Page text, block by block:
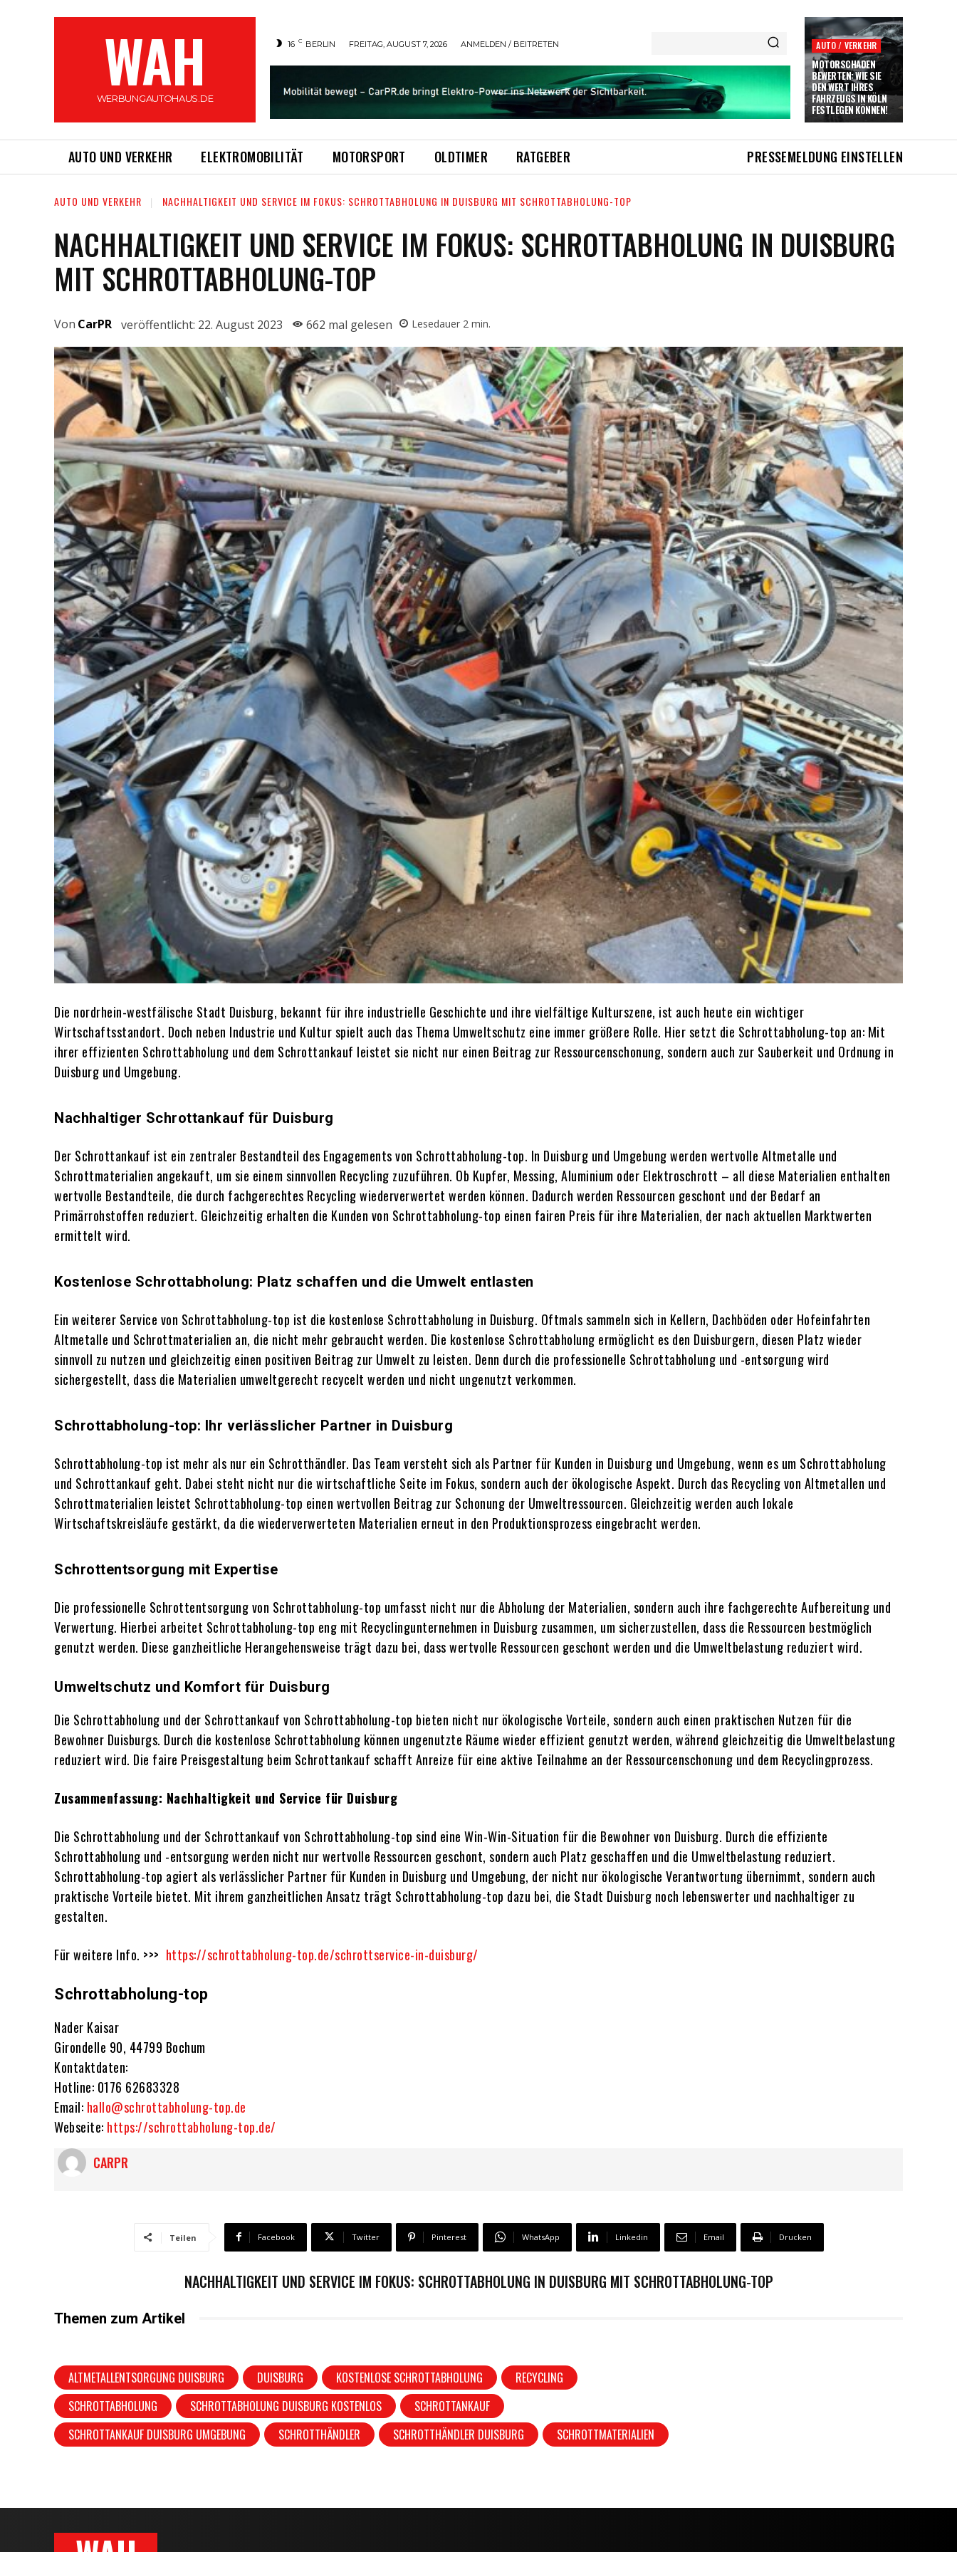
WAH
WERBUNGAUTOHAUS.DE
16 C BERLIN FREITAG, AUGUST 7, 2026 ANMELDEN / BEITRETEN AUTO / VERKEHR
MOTORSCHADEN
BEWERTEN: WIE SIE
DEN WERT IHRES
FAHRZEUGS IN KÖLN
FESTLEGEN KÖNNEN!
AUTO UND VERKEHR ELEKTROMOBILITÄT MOTORSPORT OLDTIMER RATGEBER PRESSEMELDUNG EINSTELLEN
AUTO UND VERKEHR NACHHALTIGKEIT UND SERVICE IM FOKUS: SCHROTTABHOLUNG IN DUISBURG MIT SCHROTTABHOLUNG-TOP
NACHHALTIGKEIT UND SERVICE IM FOKUS: SCHROTTABHOLUNG IN DUISBURG
MIT SCHROTTABHOLUNG-TOP
Von CarPR veröffentlicht: 22. August 2023 662 mal gelesen Lesedauer 2 min.
Die nordrhein-westfälische Stadt Duisburg, bekannt für ihre industrielle Geschichte und ihre vielfältige Kulturszene, ist auch heute ein wichtiger
Wirtschaftsstandort. Doch neben Industrie und Kultur spielt auch das Thema Umweltschutz eine immer größere Rolle. Hier setzt die Schrottabholung-top an: Mit
ihrer effizienten Schrottabholung und dem Schrottankauf leistet sie nicht nur einen Beitrag zur Ressourcenschonung, sondern auch zur Sauberkeit und Ordnung in
Duisburg und Umgebung.
Nachhaltiger Schrottankauf für Duisburg
Der Schrottankauf ist ein zentraler Bestandteil des Engagements von Schrottabholung-top. In Duisburg und Umgebung werden wertvolle Altmetalle und
Schrottmaterialien angekauft, um sie einem sinnvollen Recycling zuzuführen. Ob Kupfer, Messing, Aluminium oder Elektroschrott – all diese Materialien enthalten
wertvolle Bestandteile, die durch fachgerechtes Recycling wiederverwertet werden können. Dadurch werden Ressourcen geschont und der Bedarf an
Primärrohstoffen reduziert. Gleichzeitig erhalten die Kunden von Schrottabholung-top einen fairen Preis für ihre Materialien, der nach aktuellen Marktwerten
ermittelt wird.
Kostenlose Schrottabholung: Platz schaffen und die Umwelt entlasten
Ein weiterer Service von Schrottabholung-top ist die kostenlose Schrottabholung in Duisburg. Oftmals sammeln sich in Kellern, Dachböden oder Hofeinfahrten
Altmetalle und Schrottmaterialien an, die nicht mehr gebraucht werden. Die kostenlose Schrottabholung ermöglicht es den Duisburgern, diesen Platz wieder
sinnvoll zu nutzen und gleichzeitig einen positiven Beitrag zur Umwelt zu leisten. Denn durch die professionelle Schrottabholung und -entsorgung wird
sichergestellt, dass die Materialien umweltgerecht recycelt werden und nicht ungenutzt verkommen.
Schrottabholung-top: Ihr verlässlicher Partner in Duisburg
Schrottabholung-top ist mehr als nur ein Schrotthändler. Das Team versteht sich als Partner für Kunden in Duisburg und Umgebung, wenn es um Schrottabholung
und Schrottankauf geht. Dabei steht nicht nur die wirtschaftliche Seite im Fokus, sondern auch der ökologische Aspekt. Durch das Recycling von Altmetallen und
Schrottmaterialien leistet Schrottabholung-top einen wertvollen Beitrag zur Schonung der Umweltressourcen. Gleichzeitig werden auch lokale
Wirtschaftskreisläufe gestärkt, da die wiederverwerteten Materialien erneut in den Produktionsprozess eingebracht werden.
Schrottentsorgung mit Expertise
Die professionelle Schrottentsorgung von Schrottabholung-top umfasst nicht nur die Abholung der Materialien, sondern auch ihre fachgerechte Aufbereitung und
Verwertung. Hierbei arbeitet Schrottabholung-top eng mit Recyclingunternehmen in Duisburg zusammen, um sicherzustellen, dass die Ressourcen bestmöglich
genutzt werden. Diese ganzheitliche Herangehensweise trägt dazu bei, dass wertvolle Ressourcen geschont werden und die Umweltbelastung reduziert wird.
Umweltschutz und Komfort für Duisburg
Die Schrottabholung und der Schrottankauf von Schrottabholung-top bieten nicht nur ökologische Vorteile, sondern auch einen praktischen Nutzen für die
Bewohner Duisburgs. Durch die kostenlose Schrottabholung können ungenutzte Räume wieder effizient genutzt werden, während gleichzeitig die Umweltbelastung
reduziert wird. Die faire Preisgestaltung beim Schrottankauf schafft Anreize für eine aktive Teilnahme an der Ressourcenschonung und dem Recyclingprozess.
Zusammenfassung: Nachhaltigkeit und Service für Duisburg
Die Schrottabholung und der Schrottankauf von Schrottabholung-top sind eine Win-Win-Situation für die Bewohner von Duisburg. Durch die effiziente
Schrottabholung und -entsorgung werden nicht nur wertvolle Ressourcen geschont, sondern auch Platz geschaffen und die Umweltbelastung reduziert.
Schrottabholung-top agiert als verlässlicher Partner für Kunden in Duisburg und Umgebung, der nicht nur ökologische Verantwortung übernimmt, sondern auch
praktische Vorteile bietet. Mit ihrem ganzheitlichen Ansatz trägt Schrottabholung-top dazu bei, die Stadt Duisburg noch lebenswerter und nachhaltiger zu
gestalten.
Für weitere Info. >>> https://schrottabholung-top.de/schrottservice-in-duisburg/
Schrottabholung-top
Nader Kaisar
Girondelle 90, 44799 Bochum
Kontaktdaten:
Hotline: 0176 62683328
Email: hallo@schrottabholung-top.de
Webseite: https://schrottabholung-top.de/
CARPR
Teilen Facebook Twitter Pinterest WhatsApp Linkedin Email Drucken
NACHHALTIGKEIT UND SERVICE IM FOKUS: SCHROTTABHOLUNG IN DUISBURG MIT SCHROTTABHOLUNG-TOP
Themen zum Artikel
ALTMETALLENTSORGUNG DUISBURG DUISBURG KOSTENLOSE SCHROTTABHOLUNG
RECYCLING
SCHROTTABHOLUNG
SCHROTTABHOLUNG DUISBURG KOSTENLOS
SCHROTTANKAUF
SCHROTTANKAUF DUISBURG UMGEBUNG
SCHROTTHÄNDLER SCHROTTHÄNDLER DUISBURG SCHROTTMATERIALIEN